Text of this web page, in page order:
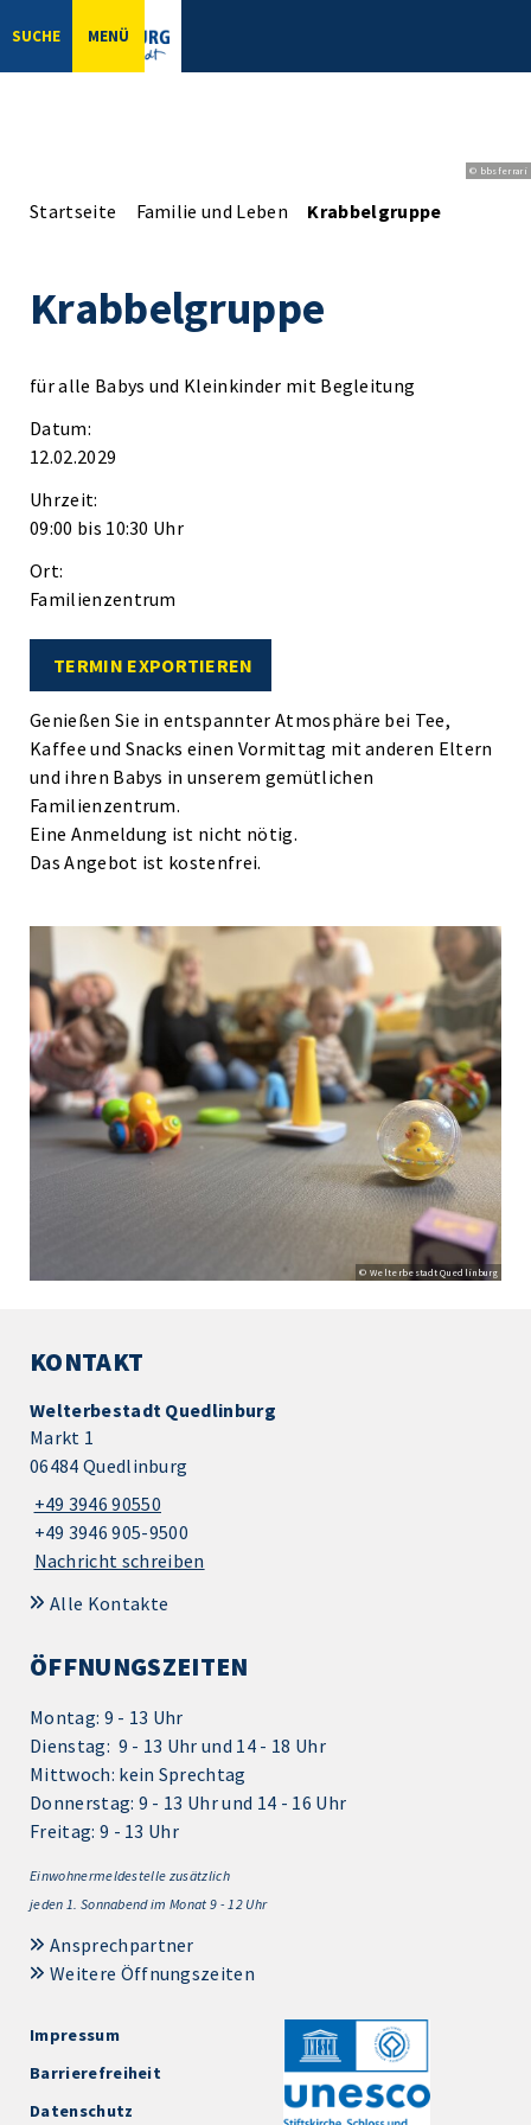
SUCHE MENÜ
© bbsferrari
Startseite Familie und Leben Krabbelgruppe
Krabbelgruppe
für alle Babys und Kleinkinder mit Begleitung
Datum:
12.02.2029
Uhrzeit:
09:00 bis 10:30 Uhr
Ort:
Familienzentrum
TERMIN EXPORTIEREN
Genießen Sie in entspannter Atmosphäre bei Tee,
Kaffee und Snacks einen Vormittag mit anderen Eltern
und ihren Babys in unserem gemütlichen
Familienzentrum.
Eine Anmeldung ist nicht nötig.
Das Angebot ist kostenfrei.
© Welterbestadt Quedlinburg
KONTAKT
Welterbestadt Quedlinburg
Markt 1
06484 Quedlinburg
+49 3946 90550
+49 3946 905-9500
Nachricht schreiben
Alle Kontakte
ÖFFNUNGSZEITEN
Montag: 9 - 13 Uhr
Dienstag: 9 - 13 Uhr und 14 - 18 Uhr
Mittwoch: kein Sprechtag
Donnerstag: 9 - 13 Uhr und 14 - 16 Uhr
Freitag: 9 - 13 Uhr
Einwohnermeldestelle zusätzlich
jeden 1. Sonnabend im Monat 9 - 12 Uhr
Ansprechpartner
Weitere Öffnungszeiten
Impressum
Barrierefreiheit
Datenschutz